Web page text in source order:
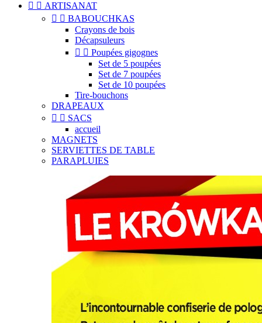
  ARTISANAT
  BABOUCHKAS
Crayons de bois
Décapsuleurs
  Poupées gigognes
Set de 5 poupées
Set de 7 poupées
Set de 10 poupées
Tire-bouchons
DRAPEAUX
  SACS
accueil
MAGNETS
SERVIETTES DE TABLE
PARAPLUIES